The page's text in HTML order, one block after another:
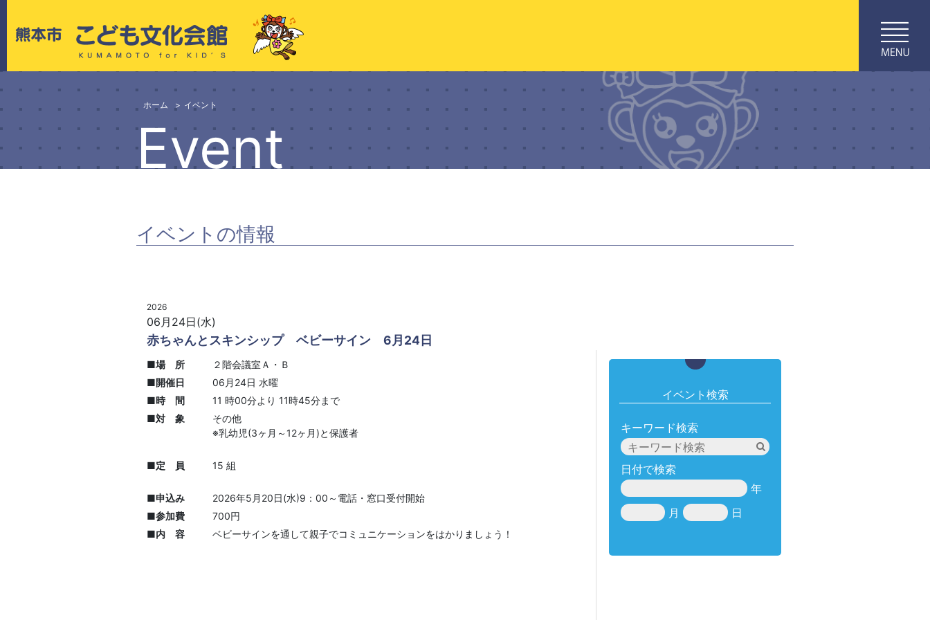
ホーム イベント
Event
イベントの情報
2026
06月24日(水)
赤ちゃんとスキンシップ ベビーサイン 6月24日
■場 所
２階会議室Ａ・Ｂ
■開催日
06月24日 水曜
■時 間
11 時00分より 11時45分まで
■対 象
その他
※乳幼児(3ヶ月～12ヶ月)と保護者
■定 員 15 組
■申込み
2026年5月20日(水)9：00～電話・窓口受付開始
■参加費
700円
■内 容
ベビーサインを通して親子でコミュニケーションをはかりましょう！
イベント検索
キーワード検索
日付で検索
年
月
日